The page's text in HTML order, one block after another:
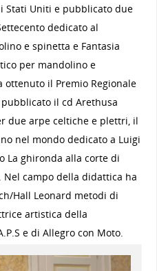
Stati Uniti e pubblicato due
dedicato al
e spinetta e Fantasia
per mandolino e
ottenuto il Premio Regionale
il cd Arethusa
due arpe celtiche e plettri, il
nel mondo dedicato a Luigi
La ghironda alla corte di
Nel campo della didattica ha
Hall Leonard metodi di
artistica della
e di Allegro con Moto.